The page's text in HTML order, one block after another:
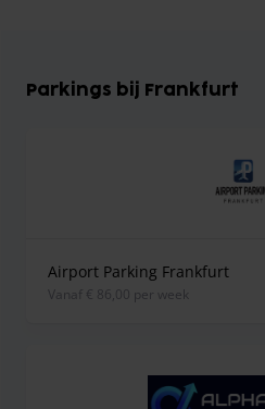
Parkings bij Frankfurt
Airport Parking Frankfurt
vanaf € 86,00 per week